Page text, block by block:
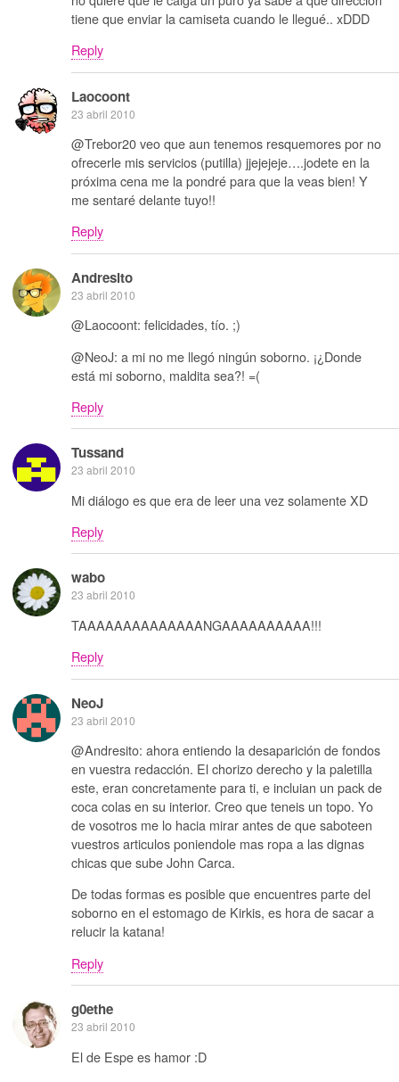
tiene que enviar la camiseta cuando le llegué.. xDDD
Reply
Laocoont
23 abril 2010
@Trebor20 veo que aun tenemos resquemores por no
ofrecerle mis servicios (putilla) jjejejeje….jodete en la
próxima cena me la pondré para que la veas bien! Y
me sentaré delante tuyo!!
Reply
Andresito
23 abril 2010
@Laocoont: felicidades, tío. ;)
@NeoJ: a mi no me llegó ningún soborno. ¡¿Donde
está mi soborno, maldita sea?! =(
Reply
Tussand
23 abril 2010
Mi diálogo es que era de leer una vez solamente XD
Reply
wabo
23 abril 2010
TAAAAAAAAAAAAAANGAAAAAAAAAA!!!
Reply
NeoJ
23 abril 2010
@Andresito: ahora entiendo la desaparición de fondos
en vuestra redacción. El chorizo derecho y la paletilla
este, eran concretamente para ti, e incluian un pack de
coca colas en su interior. Creo que teneis un topo. Yo
de vosotros me lo hacia mirar antes de que saboteen
vuestros articulos poniendole mas ropa a las dignas
chicas que sube John Carca.
De todas formas es posible que encuentres parte del
soborno en el estomago de Kirkis, es hora de sacar a
relucir la katana!
Reply
g0ethe
23 abril 2010
El de Espe es hamor :D